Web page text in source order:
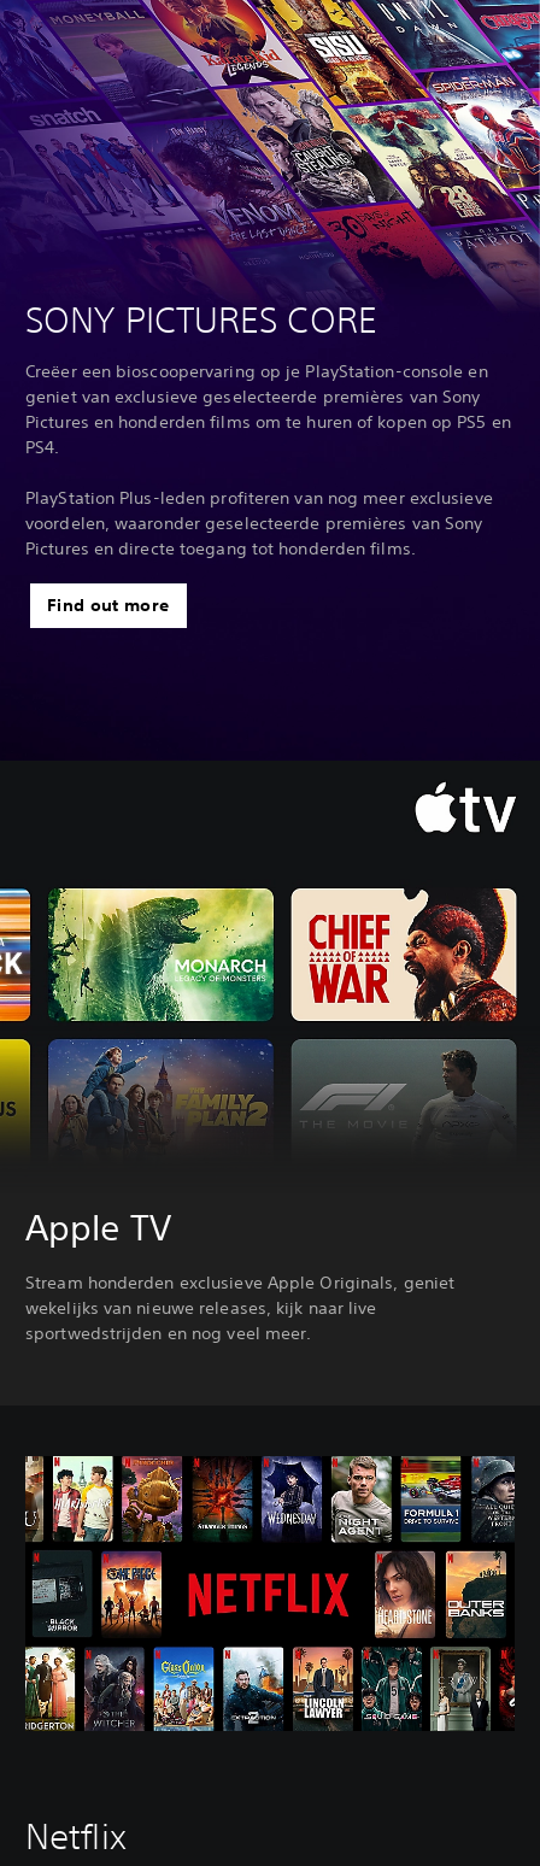
SONY PICTURES CORE
Creëer een bioscoopervaring op je PlayStation-console en
geniet van exclusieve geselecteerde premières van Sony
Pictures en honderden films om te huren of kopen op PS5 en
PS4.‎
PlayStation Plus-leden profiteren van nog meer exclusieve
voordelen, waaronder geselecteerde premières van Sony
Pictures en directe toegang tot honderden films.
Find out more
Apple TV
Stream honderden exclusieve Apple Originals, geniet
wekelijks van nieuwe releases, kijk naar live
sportwedstrijden en nog veel meer.
Netflix